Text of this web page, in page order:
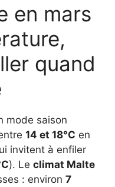
en mars
quand
mode saison
14 et 18°C en
invitent à enfiler
). Le climat Malte
: environ 7